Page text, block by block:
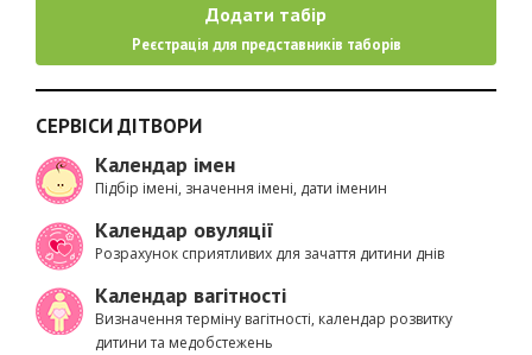
Додати табір
Реєстрація для представників таборів
СЕРВІСИ ДІТВОРИ
Календар імен
Підбір імені, значення імені, дати іменин
Календар овуляції
Розрахунок сприятливих для зачаття дитини днів
Календар вагітності
Визначення терміну вагітності, календар розвитку
дитини та медобстежень